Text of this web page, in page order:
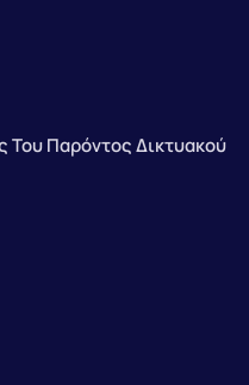
Του Παρόντος Δικτυακού